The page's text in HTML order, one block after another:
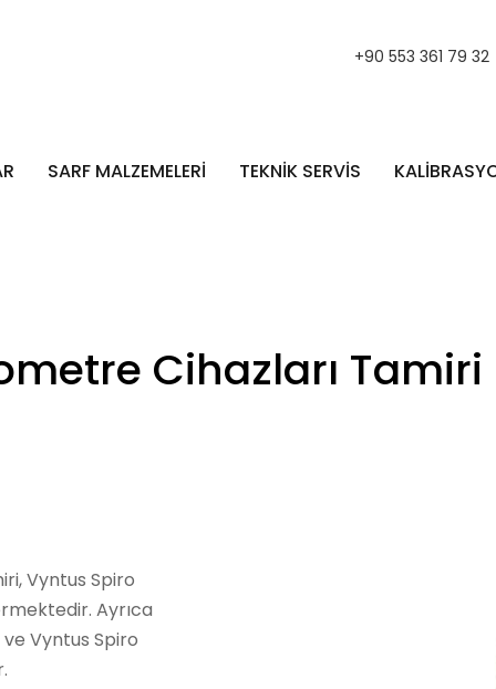
+90 553 361 79 32
SARF MALZEMELERİ TEKNİK SERVİS
Cihazları Tamiri
Vyntus Spiro
Ayrıca
Vyntus Spiro